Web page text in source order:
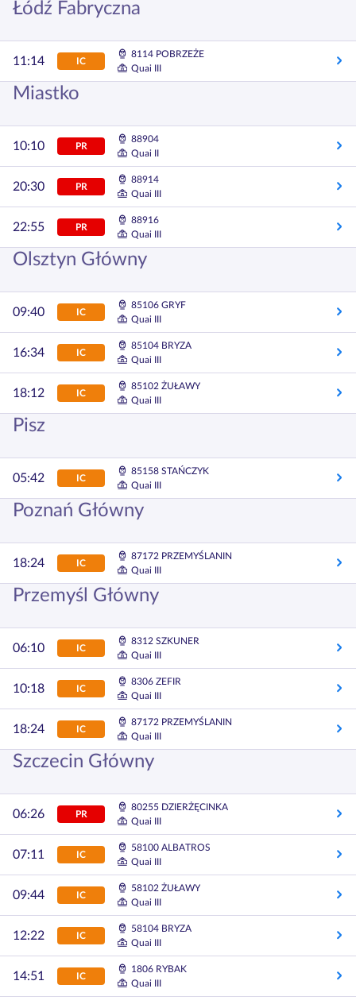
Łódź Fabryczna
11:14 IC
8114 POBRZEŻE
Quai III
Miastko
10:10 PR
88904
Quai II
20:30 PR
88914
Quai III
22:55 PR
88916
Quai III
Olsztyn Główny
09:40 IC
85106 GRYF
Quai III
16:34 IC
85104 BRYZA
Quai III
18:12 IC
85102 ŻUŁAWY
Quai III
Pisz
05:42 IC
85158 STAŃCZYK
Quai III
Poznań Główny
18:24 IC
87172 PRZEMYŚLANIN
Quai III
Przemyśl Główny
06:10 IC
8312 SZKUNER
Quai III
10:18 IC
8306 ZEFIR
Quai III
18:24 IC
87172 PRZEMYŚLANIN
Quai III
Szczecin Główny
06:26 PR
80255 DZIERŻĘCINKA
Quai III
07:11 IC
58100 ALBATROS
Quai III
09:44 IC
58102 ŻUŁAWY
Quai III
12:22 IC
58104 BRYZA
Quai III
14:51 IC
1806 RYBAK
Quai III